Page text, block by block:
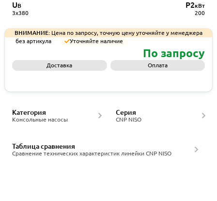
UВ
3x380
P2кВт
200
ВНИМАНИЕ: Цена по запросу, точную цену уточняйте у менеджера
без артикула
Уточняйте наличие
По запросу
Доставка Оплата
Консольные насосы
Категория
CNP NISO
Серия
Сравнение технических характеристик линейки CNP NISO
Таблица сравнения